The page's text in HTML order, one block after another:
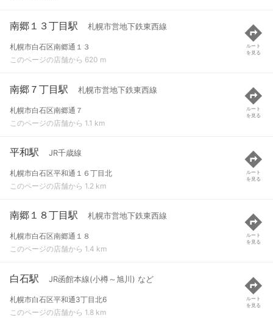
南郷１３丁目駅 札幌市営地下鉄東西線
札幌市白石区南郷通１３
このページの店舗から 620 m
ルート
を見る
南郷７丁目駅 札幌市営地下鉄東西線
札幌市白石区南郷通７
このページの店舗から 1.1 km
ルート
を見る
平和駅 JR千歳線
札幌市白石区平和通１６丁目北
このページの店舗から 1.2 km
ルート
を見る
南郷１８丁目駅 札幌市営地下鉄東西線
札幌市白石区南郷通１８
このページの店舗から 1.4 km
ルート
を見る
白石駅 JR函館本線(小樽～旭川) など
札幌市白石区平和通3丁目北6
このページの店舗から 1.8 km
ルート
を見る